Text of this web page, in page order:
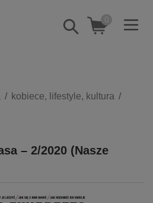
Pokaż/schowaj
wyszukiwarkę
0
gospodarka
kobiece, lifestyle, kultura
– 2/2020 (Nasze